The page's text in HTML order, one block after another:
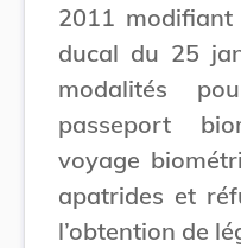
2011
ducal du 25
modalités
passeport
voyage
apatrides et
l’obtention de